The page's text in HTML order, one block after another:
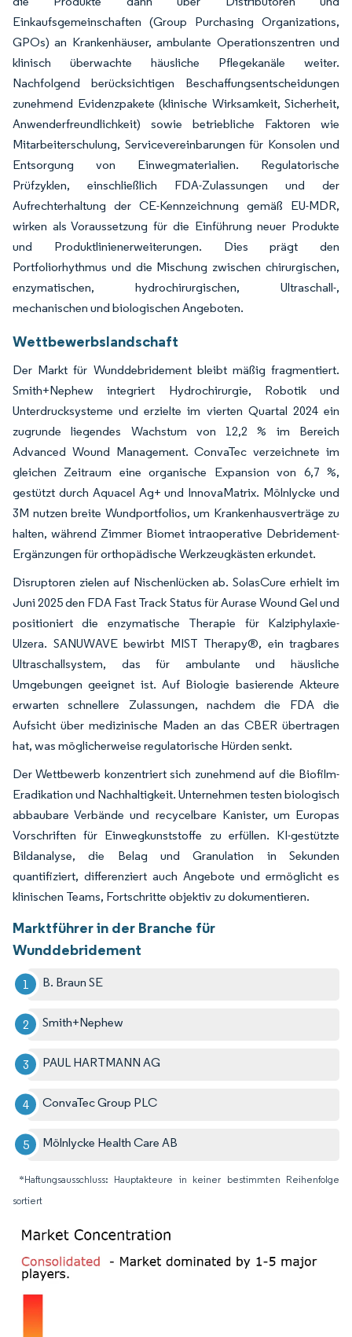
Einkaufsgemeinschaften (Group Purchasing Organizations,
GPOs) an Krankenhäuser, ambulante Operationszentren und
klinisch überwachte häusliche Pflegekanäle weiter.
Nachfolgend berücksichtigen Beschaffungsentscheidungen
zunehmend Evidenzpakete (klinische Wirksamkeit, Sicherheit,
Anwenderfreundlichkeit) sowie betriebliche Faktoren wie
Mitarbeiterschulung, Servicevereinbarungen für Konsolen und
Entsorgung von Einwegmaterialien. Regulatorische
Prüfzyklen, einschließlich FDA-Zulassungen und der
Aufrechterhaltung der CE-Kennzeichnung gemäß EU-MDR,
wirken als Voraussetzung für die Einführung neuer Produkte
und Produktlinienerweiterungen. Dies prägt den
Portfoliorhythmus und die Mischung zwischen chirurgischen,
enzymatischen, hydrochirurgischen, Ultraschall-,
mechanischen und biologischen Angeboten.
Wettbewerbslandschaft
Der Markt für Wunddebridement bleibt mäßig fragmentiert.
Smith+Nephew integriert Hydrochirurgie, Robotik und
Unterdrucksysteme und erzielte im vierten Quartal 2024 ein
zugrunde liegendes Wachstum von 12,2 % im Bereich
Advanced Wound Management. ConvaTec verzeichnete im
gleichen Zeitraum eine organische Expansion von 6,7 %,
gestützt durch Aquacel Ag+ und InnovaMatrix. Mölnlycke und
3M nutzen breite Wundportfolios, um Krankenhausverträge zu
halten, während Zimmer Biomet intraoperative Debridement-
Ergänzungen für orthopädische Werkzeugkästen erkundet.
Disruptoren zielen auf Nischenlücken ab. SolasCure erhielt im
Juni 2025 den FDA Fast Track Status für Aurase Wound Gel und
positioniert die enzymatische Therapie für Kalziphylaxie-
Ulzera. SANUWAVE bewirbt MIST Therapy®, ein tragbares
Ultraschallsystem, das für ambulante und häusliche
Umgebungen geeignet ist. Auf Biologie basierende Akteure
erwarten schnellere Zulassungen, nachdem die FDA die
Aufsicht über medizinische Maden an das CBER übertragen
hat, was möglicherweise regulatorische Hürden senkt.
Der Wettbewerb konzentriert sich zunehmend auf die Biofilm-
Eradikation und Nachhaltigkeit. Unternehmen testen biologisch
abbaubare Verbände und recycelbare Kanister, um Europas
Vorschriften für Einwegkunststoffe zu erfüllen. KI-gestützte
Bildanalyse, die Belag und Granulation in Sekunden
quantifiziert, differenziert auch Angebote und ermöglicht es
klinischen Teams, Fortschritte objektiv zu dokumentieren.
Marktführer in der Branche für
Wunddebridement
B. Braun SE
Smith+Nephew
PAUL HARTMANN AG
ConvaTec Group PLC
Mölnlycke Health Care AB
*Haftungsausschluss: Hauptakteure in keiner bestimmten Reihenfolge
sortiert